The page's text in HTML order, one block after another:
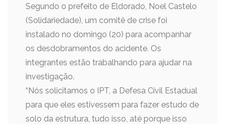
Segundo o prefeito de Eldorado, Noel Castelo
(Solidariedade), um comitê de crise foi
instalado no domingo (20) para acompanhar
os desdobramentos do acidente. Os
integrantes estão trabalhando para ajudar na
investigação.
“Nós solicitamos o IPT, a Defesa Civil Estadual
para que eles estivessem para fazer estudo de
solo da estrutura, tudo isso, até porque isso